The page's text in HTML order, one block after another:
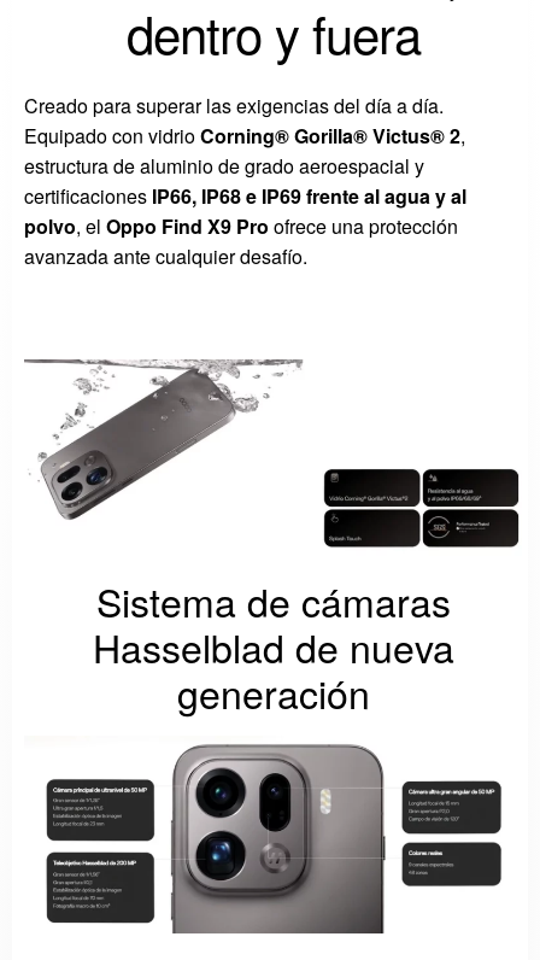
dentro y fuera
Creado para superar las exigencias del día a día.
Equipado con vidrioCorning® Gorilla® Victus® 2,
estructura de aluminio de grado aeroespacial y
certificaciones IP66, IP68 e IP69 frente al agua y al
polvo, el Oppo Find X9 Pro ofrece una protección
avanzada ante cualquier desafío.
Sistema de cámaras
Hasselblad de nueva
generación